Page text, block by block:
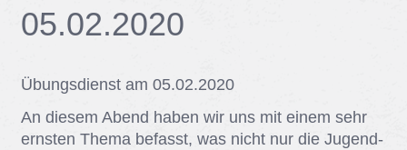
05.02.2020
Übungs­dienst am 05.02.2020
An die­sem Abend ha­ben wir uns mit ei­nem sehr
erns­ten The­ma be­fasst, was nicht nur die Ju­gend­